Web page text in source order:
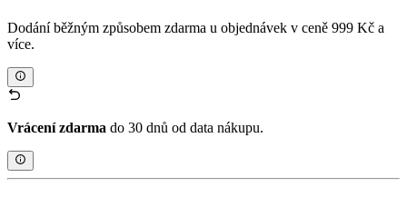
Dodání běžným způsobem zdarma u objednávek v ceně 999 Kč a
více.
Vrácení zdarma do 30 dnů od data nákupu.